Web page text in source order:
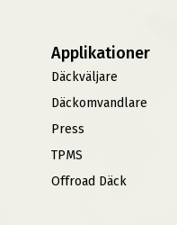
Applikationer
Däckväljare
Däckomvandlare
Press
TPMS
Offroad Däck